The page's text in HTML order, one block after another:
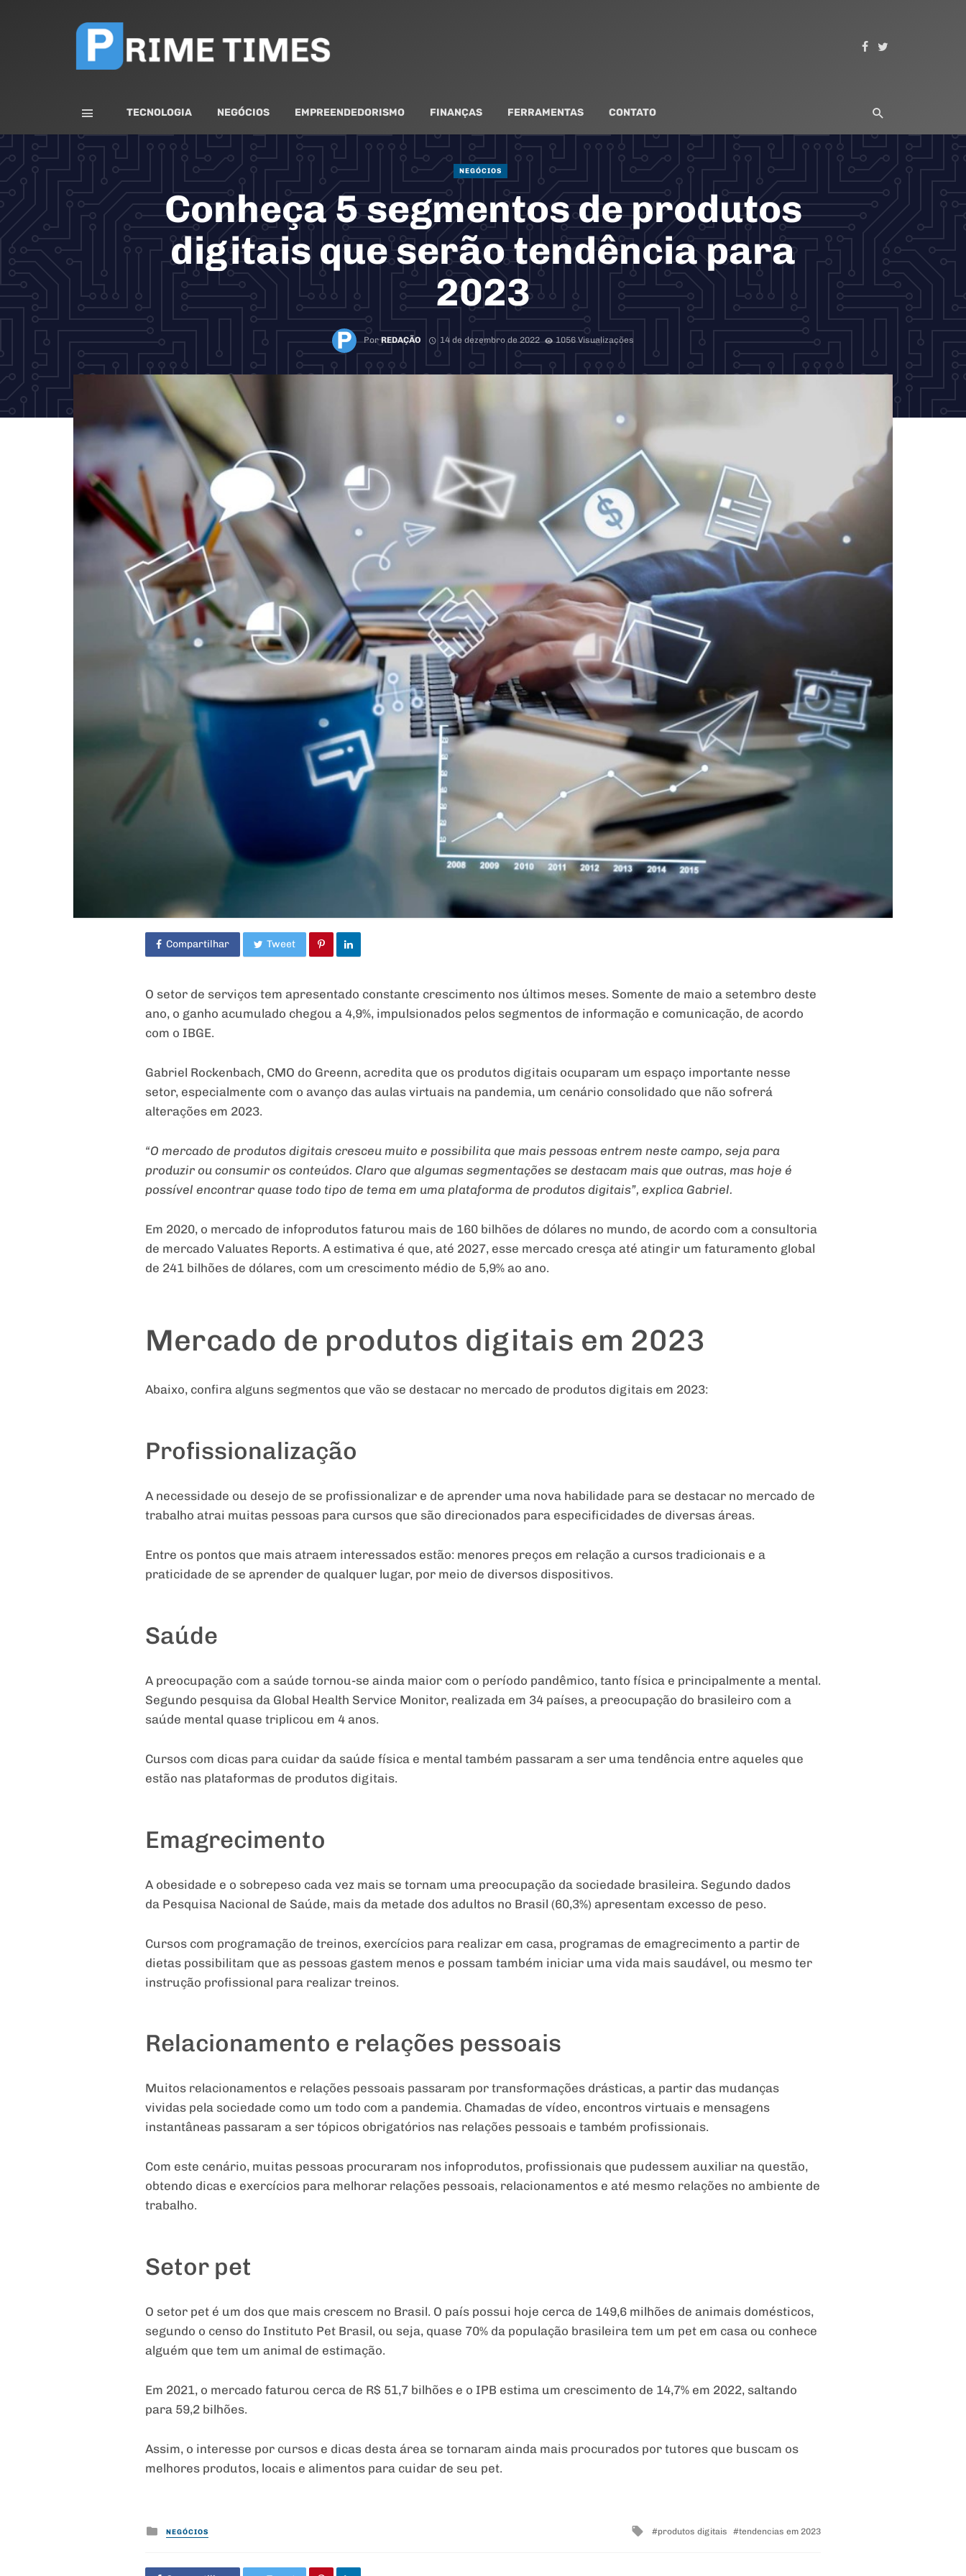
TECNOLOGIA NEGÓCIOS EMPREENDEDORISMO FINANÇAS FERRAMENTAS CONTATO
NEGÓCIOS
Conheça 5 segmentos de produtos
digitais que serão tendência para
2023
PorREDAÇÃO 14 de dezembro de 2022 1056 Visualizações
Compartilhar Tweet
O setor de serviços tem apresentado constante crescimento nos últimos meses. Somente de maio a setembro deste
ano, o ganho acumulado chegou a 4,9%, impulsionados pelos segmentos de informação e comunicação, de acordo
com o IBGE.
Gabriel Rockenbach, CMO do Greenn, acredita que os produtos digitais ocuparam um espaço importante nesse
setor, especialmente com o avanço das aulas virtuais na pandemia, um cenário consolidado que não sofrerá
alterações em 2023.
“O mercado de produtos digitais cresceu muito e possibilita que mais pessoas entrem neste campo, seja para
produzir ou consumir os conteúdos. Claro que algumas segmentações se destacam mais que outras, mas hoje é
possível encontrar quase todo tipo de tema em uma plataforma de produtos digitais”, explica Gabriel.
Em 2020, o mercado de infoprodutos faturou mais de 160 bilhões de dólares no mundo, de acordo com a consultoria
de mercado Valuates Reports. A estimativa é que, até 2027, esse mercado cresça até atingir um faturamento global
de 241 bilhões de dólares, com um crescimento médio de 5,9% ao ano.
Mercado de produtos digitais em 2023
Abaixo, confira alguns segmentos que vão se destacar no mercado de produtos digitais em 2023:
Profissionalização
A necessidade ou desejo de se profissionalizar e de aprender uma nova habilidade para se destacar no mercado de
trabalho atrai muitas pessoas para cursos que são direcionados para especificidades de diversas áreas.
Entre os pontos que mais atraem interessados estão: menores preços em relação a cursos tradicionais e a
praticidade de se aprender de qualquer lugar, por meio de diversos dispositivos.
Saúde
A preocupação com a saúde tornou-se ainda maior com o período pandêmico, tanto física e principalmente a mental.
Segundo pesquisa da Global Health Service Monitor, realizada em 34 países, a preocupação do brasileiro com a
saúde mental quase triplicou em 4 anos.
Cursos com dicas para cuidar da saúde física e mental também passaram a ser uma tendência entre aqueles que
estão nas plataformas de produtos digitais.
Emagrecimento
A obesidade e o sobrepeso cada vez mais se tornam uma preocupação da sociedade brasileira. Segundo dados
da Pesquisa Nacional de Saúde, mais da metade dos adultos no Brasil (60,3%) apresentam excesso de peso.
Cursos com programação de treinos, exercícios para realizar em casa, programas de emagrecimento a partir de
dietas possibilitam que as pessoas gastem menos e possam também iniciar uma vida mais saudável, ou mesmo ter
instrução profissional para realizar treinos.
Relacionamento e relações pessoais
Muitos relacionamentos e relações pessoais passaram por transformações drásticas, a partir das mudanças
vividas pela sociedade como um todo com a pandemia. Chamadas de vídeo, encontros virtuais e mensagens
instantâneas passaram a ser tópicos obrigatórios nas relações pessoais e também profissionais.
Com este cenário, muitas pessoas procuraram nos infoprodutos, profissionais que pudessem auxiliar na questão,
obtendo dicas e exercícios para melhorar relações pessoais, relacionamentos e até mesmo relações no ambiente de
trabalho.
Setor pet
O setor pet é um dos que mais crescem no Brasil. O país possui hoje cerca de 149,6 milhões de animais domésticos,
segundo o censo do Instituto Pet Brasil, ou seja, quase 70% da população brasileira tem um pet em casa ou conhece
alguém que tem um animal de estimação.
Em 2021, o mercado faturou cerca de R$ 51,7 bilhões e o IPB estima um crescimento de 14,7% em 2022, saltando
para 59,2 bilhões.
Assim, o interesse por cursos e dicas desta área se tornaram ainda mais procurados por tutores que buscam os
melhores produtos, locais e alimentos para cuidar de seu pet.
Posted
in
NEGÓCIOS
Tagged
produtos digitais tendencias em 2023